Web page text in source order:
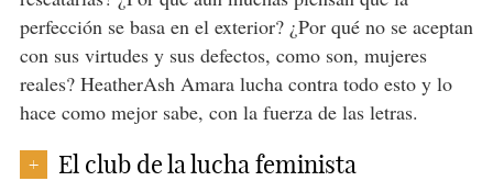
perfección se basa en el exterior? ¿Por qué no se aceptan
con sus virtudes y sus defectos, como son, mujeres
reales? HeatherAsh Amara lucha contra todo esto y lo
hace como mejor sabe, con la fuerza de las letras.
+ El club de la lucha feminista